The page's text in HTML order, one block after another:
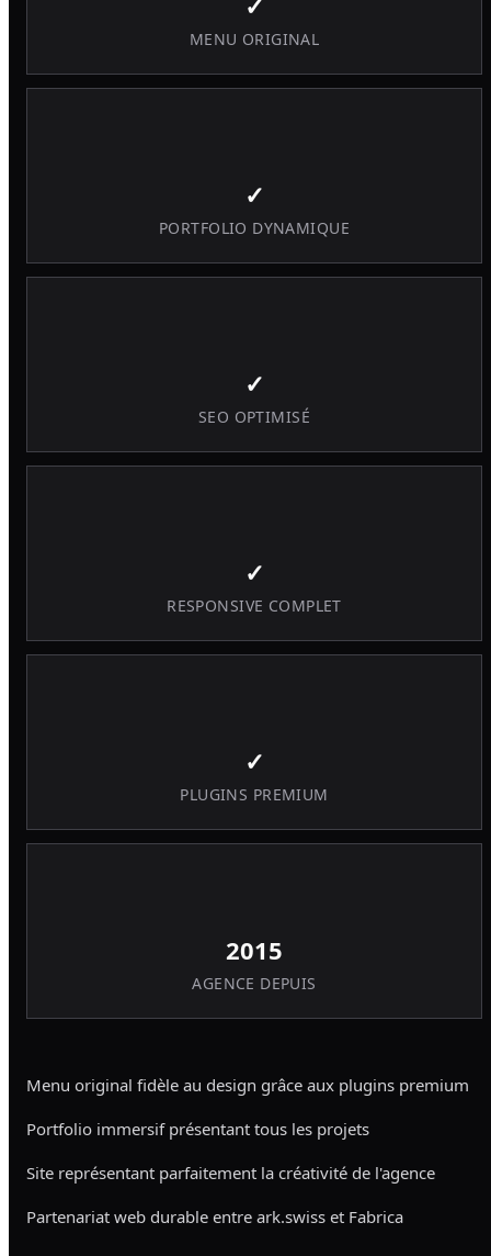
MENU ORIGINAL
✓
PORTFOLIO DYNAMIQUE
✓
SEO OPTIMISÉ
✓
RESPONSIVE COMPLET
✓
PLUGINS PREMIUM
2015
AGENCE DEPUIS
Menu original fidèle au design grâce aux plugins premium
Portfolio immersif présentant tous les projets
Site représentant parfaitement la créativité de l'agence
Partenariat web durable entre ark.swiss et Fabrica